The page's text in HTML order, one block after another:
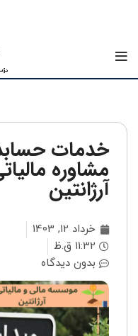
خدمات
مشاوره
آرژانتین
خرداد 12, 1403
11:32 ق.ظ
بدون دیدگاه